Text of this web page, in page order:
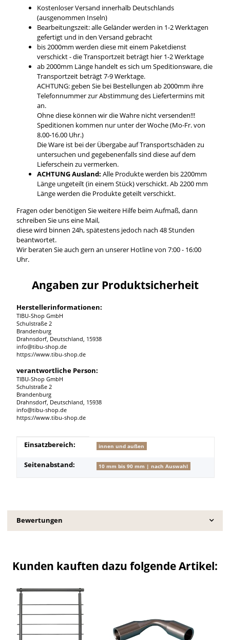
Kostenloser Versand innerhalb Deutschlands
(ausgenommen Inseln)
Bearbeitungszeit: alle Geländer werden in 1-2 Werktagen
gefertigt und in den Versand gebracht
bis 2000mm werden diese mit einem Paketdienst
verschickt - die Transportzeit beträgt hier 1-2 Werktage
ab 2000mm Länge handelt es sich um Speditionsware, die
Transportzeit beträgt 7-9 Werktage.
ACHTUNG: geben Sie bei Bestellungen ab 2000mm ihre
Telefonnummer zur Abstimmung des Liefertermins mit
an.
Ohne diese können wir die Wahre nicht versenden!!!
Speditionen kommen nur unter der Woche (Mo-Fr. von
8.00-16.00 Uhr.)
Die Ware ist bei der Übergabe auf Transportschäden zu
untersuchen und gegebenenfalls sind diese auf dem
Lieferschein zu vermerken.
ACHTUNG Ausland: Alle Produkte werden bis 2200mm
Länge ungeteilt (in einem Stück) verschickt. Ab 2200 mm
Länge werden die Produkte geteilt verschickt.
Fragen oder benötigen Sie weitere Hilfe beim Aufmaß, dann
schreiben Sie uns eine Mail,
diese wird binnen 24h, spätestens jedoch nach 48 Stunden
beantwortet.
Wir beraten Sie auch gern an unserer Hotline von 7:00 - 16:00
Uhr.
Angaben zur Produktsicherheit
Herstellerinformationen:
TIBU-Shop GmbH
Schulstraße 2
Brandenburg
Drahnsdorf, Deutschland, 15938
info@tibu-shop.de
https://www.tibu-shop.de
verantwortliche Person:
TIBU-Shop GmbH
Schulstraße 2
Brandenburg
Drahnsdorf, Deutschland, 15938
info@tibu-shop.de
https://www.tibu-shop.de
Produkteigenschaft
Wert
Einsatzbereich: innen und außen
Seitenabstand: 10 mm bis 90 mm | nach Auswahl
Bewertungen
Kunden kauften dazu folgende Artikel: